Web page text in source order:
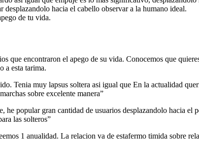
hacia el cabello observar a la humano ideal.
de tu vida.
que encontraron el apego de su vida. Conocemos que
a esta tarima.
Tenia muy lapsus soltera asi igual que En la actualidad
sobre excelente manera”
popular gran cantidad de usuarios desplazandolo hacia el
las solteros”
1 anualidad. La relacion va de estafermo timida sobre